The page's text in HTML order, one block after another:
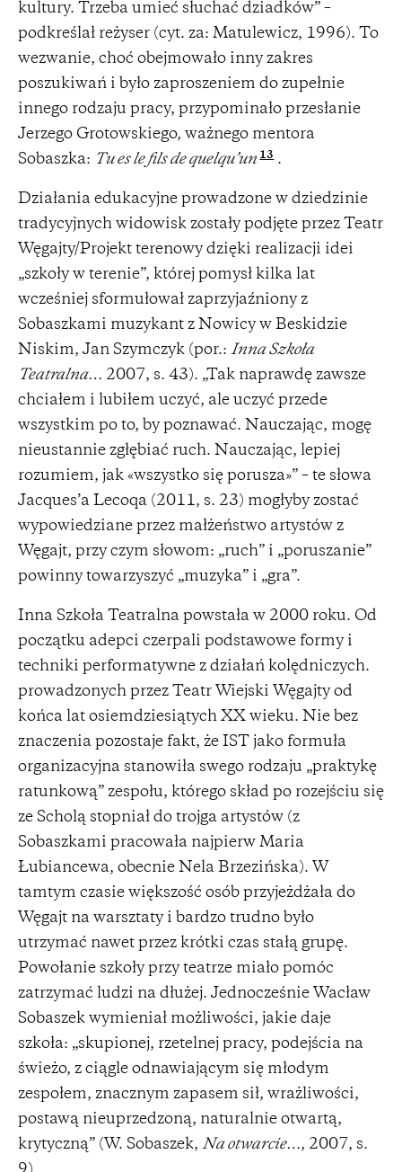
kultury. Trzeba umieć słuchać dziadków” –
podkreślał reżyser (cyt. za: Matulewicz, 1996). To
wezwanie, choć obejmowało inny zakres
poszukiwań i było zaproszeniem do zupełnie
innego rodzaju pracy, przypominało przesłanie
Jerzego Grotowskiego, ważnego mentora
Sobaszka: Tu es le fils de quelqu’un 13 .
Działania edukacyjne prowadzone w dziedzinie
tradycyjnych widowisk zostały podjęte przez Teatr
Węgajty/Projekt terenowy dzięki realizacji idei
„szkoły w terenie”, której pomysł kilka lat
wcześniej sformułował zaprzyjaźniony z
Sobaszkami muzykant z Nowicy w Beskidzie
Niskim, Jan Szymczyk (por.: Inna Szkoła
Teatralna… 2007, s. 43). „Tak naprawdę zawsze
chciałem i lubiłem uczyć, ale uczyć przede
wszystkim po to, by poznawać. Nauczając, mogę
nieustannie zgłębiać ruch. Nauczając, lepiej
rozumiem, jak «wszystko się porusza»” – te słowa
Jacques’a Lecoqa (2011, s. 23) mogłyby zostać
wypowiedziane przez małżeństwo artystów z
Węgajt, przy czym słowom: „ruch” i „poruszanie”
powinny towarzyszyć „muzyka” i „gra”.
Inna Szkoła Teatralna powstała w 2000 roku. Od
początku adepci czerpali podstawowe formy i
techniki performatywne z działań kolędniczych.
prowadzonych przez Teatr Wiejski Węgajty od
końca lat osiemdziesiątych XX wieku. Nie bez
znaczenia pozostaje fakt, że IST jako formuła
organizacyjna stanowiła swego rodzaju „praktykę
ratunkową” zespołu, którego skład po rozejściu się
ze Scholą stopniał do trojga artystów (z
Sobaszkami pracowała najpierw Maria
Łubiancewa, obecnie Nela Brzezińska). W
tamtym czasie większość osób przyjeżdżała do
Węgajt na warsztaty i bardzo trudno było
utrzymać nawet przez krótki czas stałą grupę.
Powołanie szkoły przy teatrze miało pomóc
zatrzymać ludzi na dłużej. Jednocześnie Wacław
Sobaszek wymieniał możliwości, jakie daje
szkoła: „skupionej, rzetelnej pracy, podejścia na
świeżo, z ciągle odnawiającym się młodym
zespołem, znacznym zapasem sił, wrażliwości,
postawą nieuprzedzoną, naturalnie otwartą,
krytyczną” (W. Sobaszek, Na otwarcie…, 2007, s.